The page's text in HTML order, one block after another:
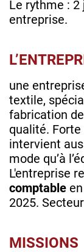
Le rythme :
entreprise.
une
textile,
fabrication
qualité. Forte
intervient
mode qu’à
L'entreprise
comptable
2025.
MISSIONS